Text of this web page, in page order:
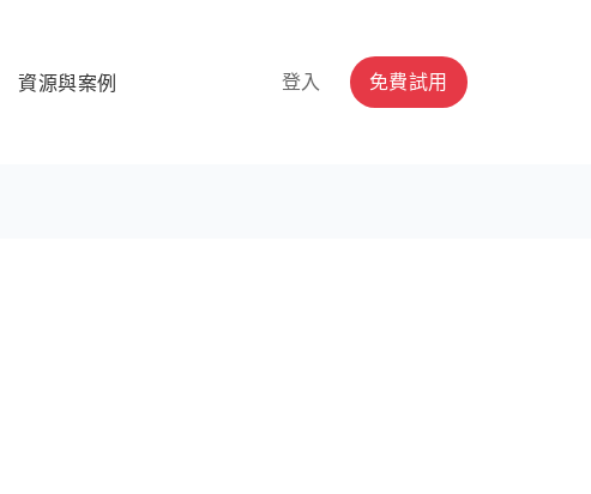
資源與案例 登入 免費試用